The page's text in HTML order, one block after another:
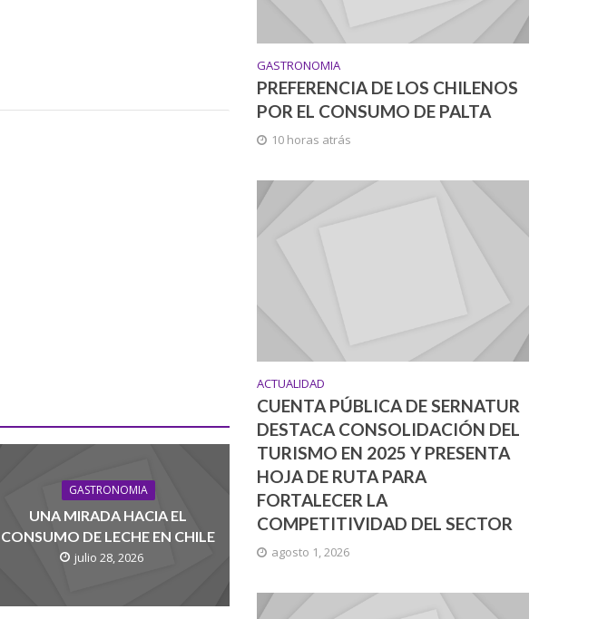
GASTRONOMIA
UNA MIRADA HACIA EL
CONSUMO DE LECHE EN CHILE
julio 28, 2026
GASTRONOMIA
PREFERENCIA DE LOS CHILENOS
POR EL CONSUMO DE PALTA
10 horas atrás
ACTUALIDAD
CUENTA PÚBLICA DE SERNATUR
DESTACA CONSOLIDACIÓN DEL
TURISMO EN 2025 Y PRESENTA
HOJA DE RUTA PARA
FORTALECER LA
COMPETITIVIDAD DEL SECTOR
agosto 1, 2026